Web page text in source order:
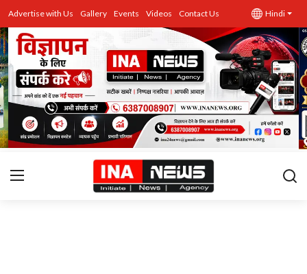
Advertise with Us Gallery Events Videos Contact Us Hindi
उत्तर प्रदेश
Advertise with Us
Events
राज्य